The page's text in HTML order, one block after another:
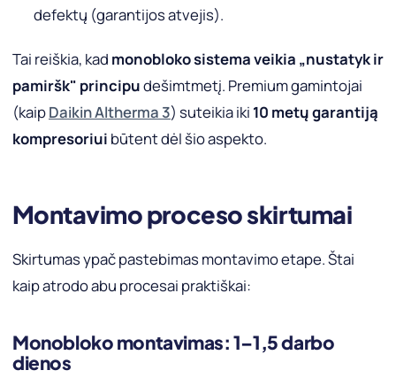
defektų (garantijos atvejis).
Tai reiškia, kad monobloko sistema veikia „nustatyk ir
pamiršk" principudešimtmetį. Premium gamintojai
(kaipDaikin Altherma 3) suteikia iki 10 metų garantiją
kompresoriui būtent dėl šio aspekto.
Montavimo proceso skirtumai
Skirtumas ypač pastebimas montavimo etape. Štai
kaip atrodo abu procesai praktiškai:
Monobloko montavimas: 1–1,5 darbo
dienos